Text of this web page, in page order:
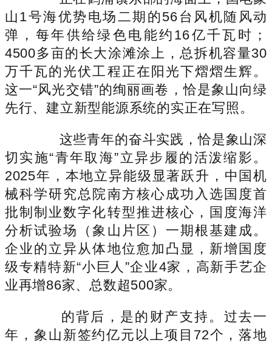
山1号海优势电场二期的56台风机随风动
弹，每年供给绿色电能约16亿千瓦时；
4500多亩的长大涂滩涂上，总拆机容量30
万千瓦的光伏工程正在阳光下熠熠生辉。
这一“风光交错”的绚丽画卷，恰是象山向绿
先行、建立新型能源系统的实正在写照。
这些青年的奋斗实践，恰是象山深
切实施“青年取海”立异步履的活泼缩影。
2025年，本地立异能级显著跃升，中国机
械科学研究总院南方核心成功入选国度首
批制制业数字化转型推进核心，国度海洋
分析试验场（象山片区）一期根基建成。
企业的立异从体地位愈加凸显，新增国度
级专精特新“小巨人”企业4家，高新手艺企
业再增86家、总数超500家。
的背后，是的财产支持。过去一
年，象山新签约亿元以上项目72个，落地